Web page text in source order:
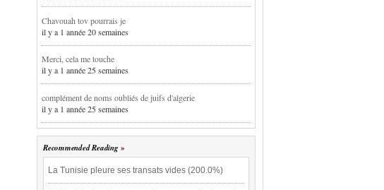
Chavouah tov pourrais je
il y a 1 année 20 semaines
Merci, cela me touche
il y a 1 année 25 semaines
complément de noms oubliés de juifs d'algerie
il y a 1 année 25 semaines
Recommended Reading
La Tunisie pleure ses transats vides (200.0%)